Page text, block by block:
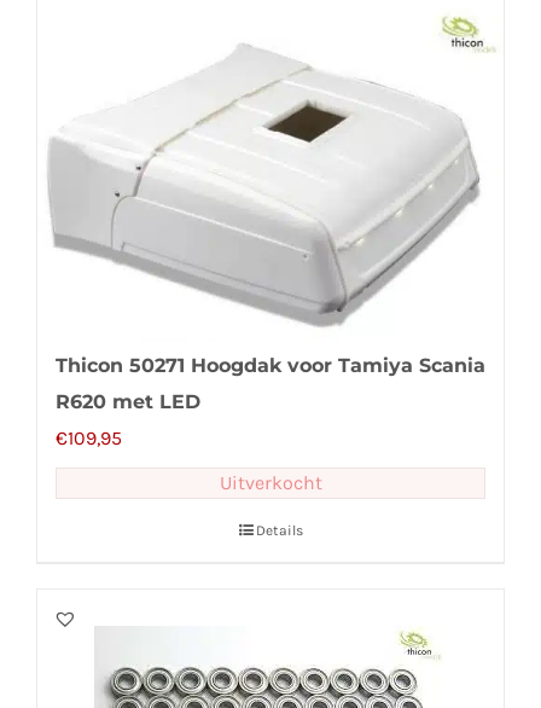
Thicon 50271 Hoogdak voor Tamiya Scania
R620 met LED
€109,95
Uitverkocht
Details